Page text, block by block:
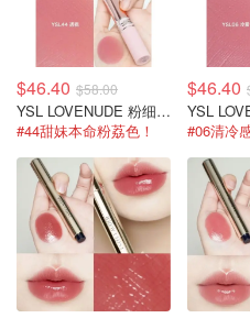
$46.40 $58.00
YSL LOVENUDE 粉细管口红
#44甜妹本命粉荔色！
$46.40